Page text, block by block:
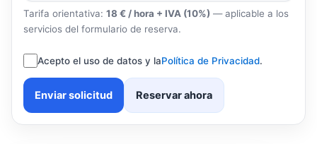
Tarifa orientativa: 18 € / hora + IVA (10%) — aplicable a los
servicios del formulario de reserva.
Acepto el uso de datos y laPolítica de Privacidad.
Enviar solicitud Reservar ahora